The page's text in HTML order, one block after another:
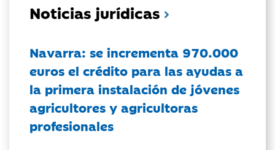
Noticias jurídicas
Navarra: se incrementa 970.000
euros el crédito para las ayudas a
la primera instalación de jóvenes
agricultores y agricultoras
profesionales